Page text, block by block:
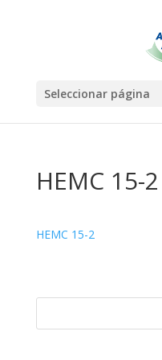
Seleccionar página
HEMC 15-2
HEMC 15-2